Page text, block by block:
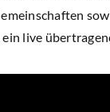
live